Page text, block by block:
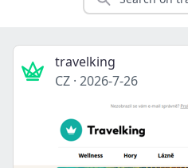
travelking
CZ · 2026-7-26